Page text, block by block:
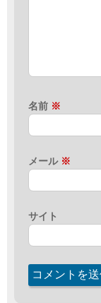
名前 ※
メール ※
サイト